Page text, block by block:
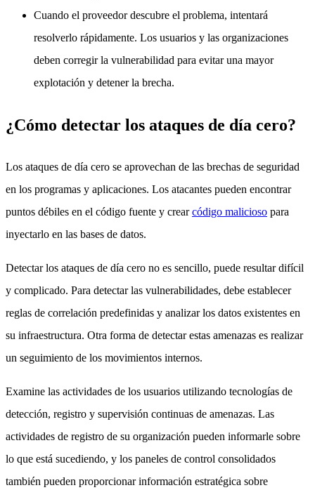
Cuando el proveedor descubre el problema, intentará
resolverlo rápidamente. Los usuarios y las organizaciones
deben corregir la vulnerabilidad para evitar una mayor
explotación y detener la brecha.
¿Cómo detectar los ataques de día cero?
Los ataques de día cero se aprovechan de las brechas de seguridad
en los programas y aplicaciones. Los atacantes pueden encontrar
puntos débiles en el código fuente y crearcódigo malicioso para
inyectarlo en las bases de datos.
Detectar los ataques de día cero no es sencillo, puede resultar difícil
y complicado. Para detectar las vulnerabilidades, debe establecer
reglas de correlación predefinidas y analizar los datos existentes en
su infraestructura. Otra forma de detectar estas amenazas es realizar
un seguimiento de los movimientos internos.
Examine las actividades de los usuarios utilizando tecnologías de
detección, registro y supervisión continuas de amenazas. Las
actividades de registro de su organización pueden informarle sobre
lo que está sucediendo, y los paneles de control consolidados
también pueden proporcionar información estratégica sobre